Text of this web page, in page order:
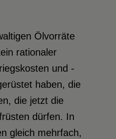
Ölvorräte
rationaler
und -
haben, die
die jetzt die
dürfen. In
gleich mehrfach,